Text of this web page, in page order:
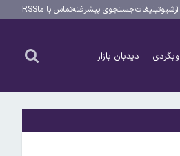
آرشیوتبلیغاتجستجوی پیشرفتهتماس با ماRSS
وبگردی دیدبان بازار